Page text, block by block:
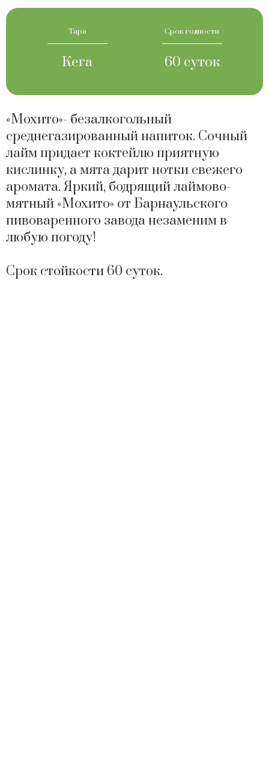
«Мохито»- безалкогольный
среднегазированный напиток. Сочный
лайм придает коктейлю приятную
кислинку, а мята дарит нотки свежего
аромата. Яркий, бодрящий лаймово-
мятный «Мохито» от Барнаульского
пивоваренного завода незаменим в
любую погоду!
Cрок стойкости 60 суток.
Тара
Кега
Срок годности
60 суток